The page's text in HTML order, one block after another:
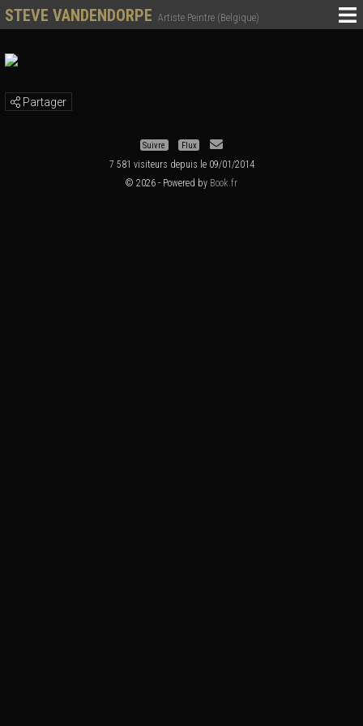
STEVE VANDENDORPE Artiste Peintre (Belgique)
Partager
Suivre Flux
7 581 visiteurs depuis le 09/01/2014
© 2026 - Powered by Book.fr